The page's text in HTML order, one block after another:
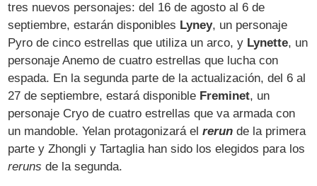
tres nuevos personajes: del 16 de agosto al 6 de
septiembre, estarán disponibles Lyney, un personaje
Pyro de cinco estrellas que utiliza un arco, y Lynette, un
personaje Anemo de cuatro estrellas que lucha con
espada. En la segunda parte de la actualización, del 6 al
27 de septiembre, estará disponible Freminet, un
personaje Cryo de cuatro estrellas que va armada con
un mandoble. Yelan protagonizará elrerun de la primera
parte y Zhongli y Tartaglia han sido los elegidos para los
reruns de la segunda.